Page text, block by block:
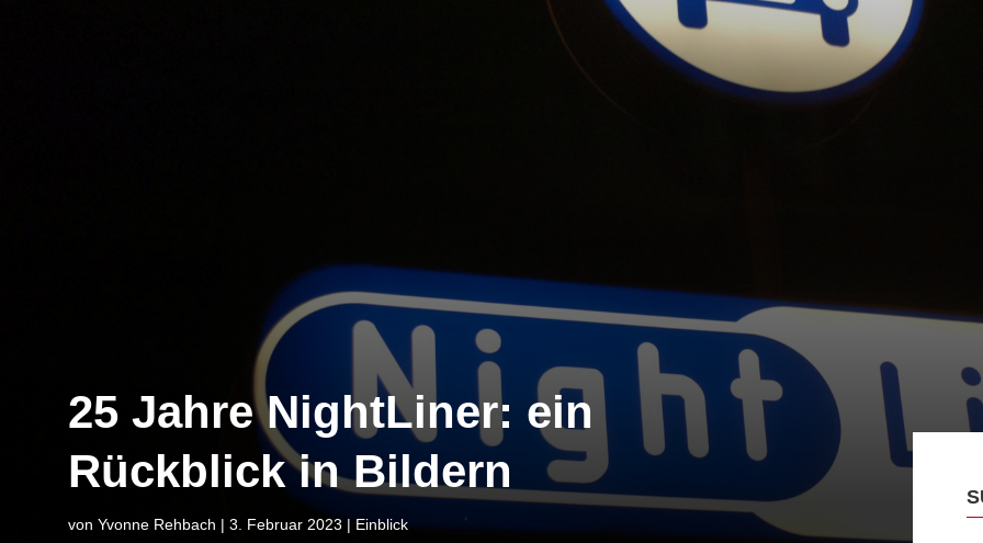
25 Jahre NightLiner: ein
Rückblick in Bildern
von Yvonne Rehbach | 3. Februar 2023 | Einblick